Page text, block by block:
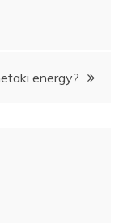
energy?